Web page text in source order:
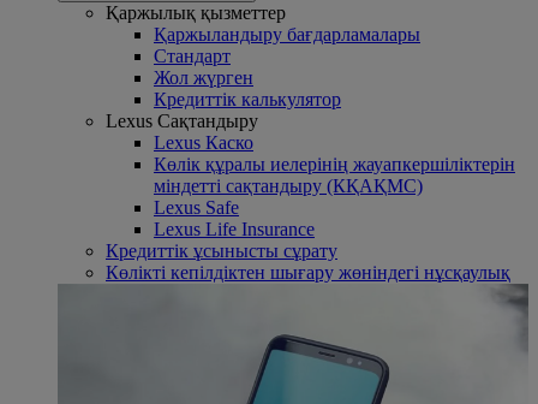
Қаржылық қызметтер
Қаржыландыру бағдарламалары
Стандарт
Жол жүрген
Кредиттік калькулятор
Lexus Сақтандыру
Lexus Каско
Көлік құралы иелерінің жауапкершіліктерін
міндетті сақтандыру (КҚАҚМС)
Lexus Safe
Lexus Life Insurance
Кредиттік ұсынысты сұрату
Көлікті кепілдіктен шығару жөніндегі нұсқаулық